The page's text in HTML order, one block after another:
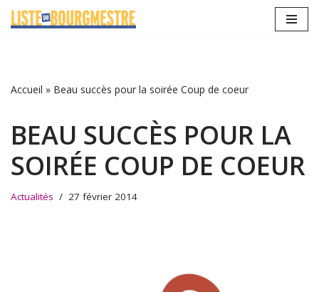
Accueil » Beau succès pour la soirée Coup de coeur
BEAU SUCCÈS POUR LA
SOIRÉE COUP DE COEUR
Actualités 27 février 2014